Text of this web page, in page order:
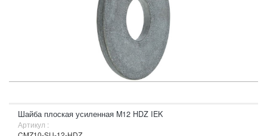
Шайба плоская усиленная M12 HDZ IEK
Артикул :